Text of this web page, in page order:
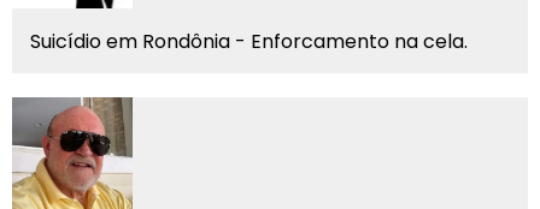
Suicídio em Rondônia - Enforcamento na cela.